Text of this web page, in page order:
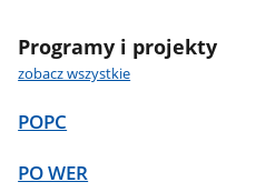
Programy i projekty
zobacz wszystkie
POPC
PO WER